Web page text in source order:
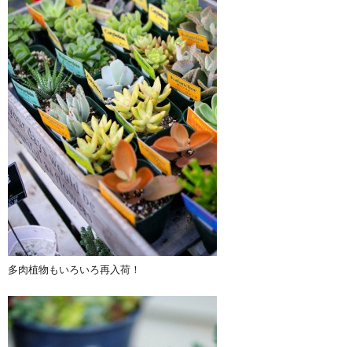
多肉植物もいろいろ再入荷！